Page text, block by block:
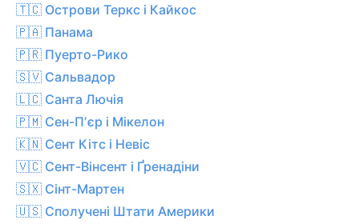
🇹🇨 Острови Теркс і Кайкос
🇵🇦 Панама
🇵🇷 Пуерто-Рико
🇸🇻 Сальвадор
🇱🇨 Санта Лючія
🇵🇲 Сен-Пʼєр і Мікелон
🇰🇳 Сент Кітс і Невіс
🇻🇨 Сент-Вінсент і Ґренадіни
🇸🇽 Сінт-Мартен
🇺🇸 Сполучені Штати Америки